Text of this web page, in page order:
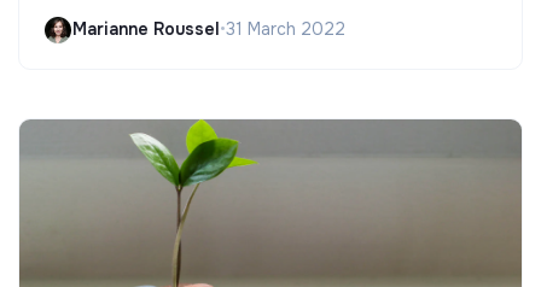
Marianne Roussel •31 March 2022